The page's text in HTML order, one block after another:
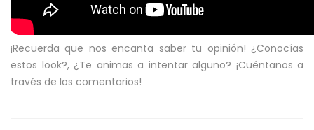
¡Recuerda que nos encanta saber tu opinión! ¿Conocías
estos look?, ¿Te animas a intentar alguno? ¡Cuéntanos a
través de los comentarios!